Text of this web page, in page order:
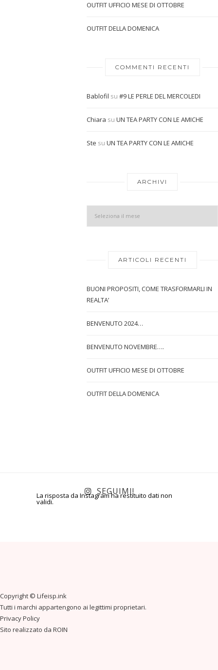
OUTFIT UFFICIO MESE DI OTTOBRE
OUTFIT DELLA DOMENICA
COMMENTI RECENTI
Bablofil su #9 LE PERLE DEL MERCOLEDI
Chiara su UN TEA PARTY CON LE AMICHE
Ste su UN TEA PARTY CON LE AMICHE
ARCHIVI
ARTICOLI RECENTI
BUONI PROPOSITI, COME TRASFORMARLI IN
REALTA’
BENVENUTO 2024…
BENVENUTO NOVEMBRE….
OUTFIT UFFICIO MESE DI OTTOBRE
OUTFIT DELLA DOMENICA
La risposta da Instagram ha restituito dati non
validi.
SEGUIMI!
Copyright © Lifeisp.ink
Tutti i marchi appartengono ai legittimi proprietari.
Privacy Policy
Sito realizzato da ROIN